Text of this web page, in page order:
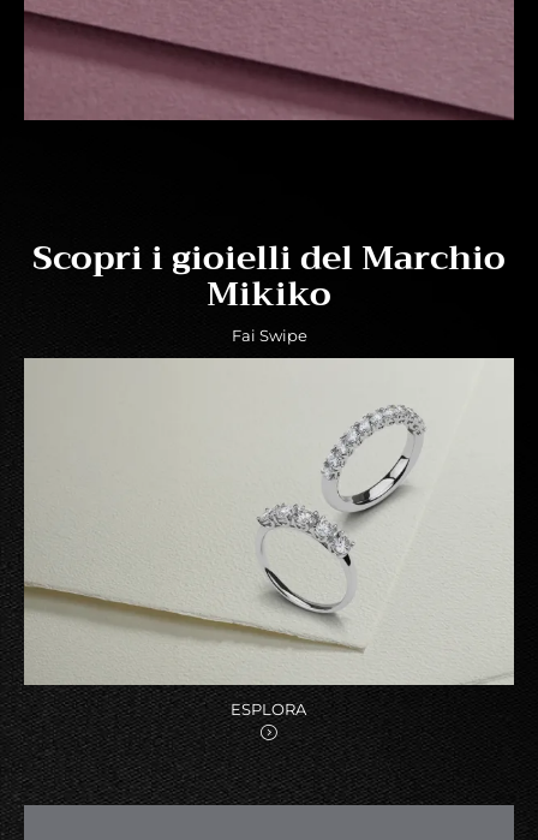
Scopri i gioielli del Marchio
Mikiko
Fai Swipe
ESPLORA